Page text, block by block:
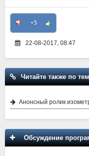
+5
22-08-2017, 08:47
Читайте также по
Анонсный ролик
Обсуждение